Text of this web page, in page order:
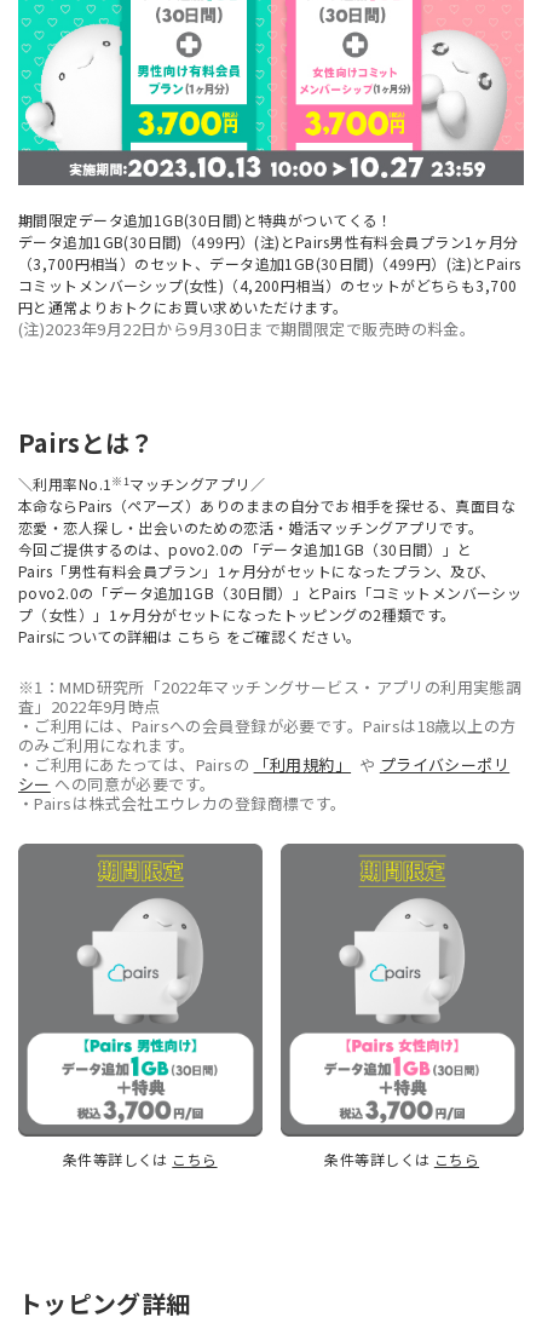
期間限定データ追加1GB(30日間)と特典がついてくる！
データ追加1GB(30日間)（499円）(注)とPairs男性有料会員プラン1ヶ月分
（3,700円相当）のセット、データ追加1GB(30日間)（499円）(注)とPairs
コミットメンバーシップ(女性)（4,200円相当）のセットがどちらも3,700
円と通常よりおトクにお買い求めいただけます。
(注)2023年9月22日から9月30日まで期間限定で販売時の料金。
Pairsとは？
＼利用率No.1 ※1 マッチングアプリ／
本命ならPairs（ペアーズ）ありのままの自分でお相手を探せる、真面目な
恋愛・恋人探し・出会いのための恋活・婚活マッチングアプリです。
今回ご提供するのは、povo2.0の「データ追加1GB（30日間）」と
Pairs「男性有料会員プラン」1ヶ月分がセットになったプラン、及び、
povo2.0の「データ追加1GB（30日間）」とPairs「コミットメンバーシッ
プ（女性）」1ヶ月分がセットになったトッピングの2種類です。
Pairsについての詳細は こちら をご確認ください。
※1：MMD研究所「2022年マッチングサービス・アプリの利用実態調
査」2022年9月時点
・ご利用には、Pairsへの会員登録が必要です。Pairsは18歳以上の方
のみご利用になれます。
・ご利用にあたっては、Pairsの
「利用規約」 や プライバシーポリ
シー への同意が必要です。
・Pairsは株式会社エウレカの登録商標です。
条件等詳しくは こちら 条件等詳しくは こちら
トッピング詳細